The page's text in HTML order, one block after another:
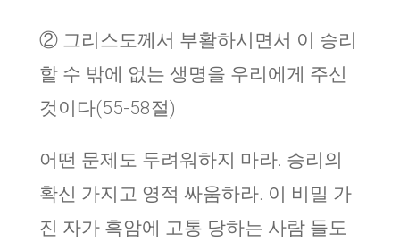
② 그리스도께서 부활하시면서 이 승리
할 수 밖에 없는 생명을 우리에게 주신
것이다(55-58절)
어떤 문제도 두려워하지 마라. 승리의
확신 가지고 영적 싸움하라. 이 비밀 가
진 자가 흑암에 고통 당하는 사람 들도